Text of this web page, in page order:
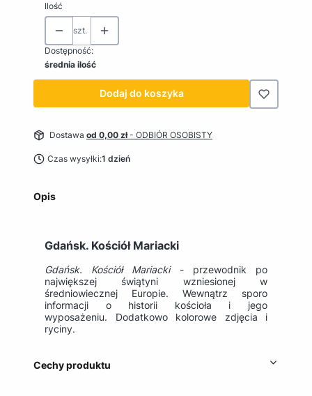
Ilość
szt.
Dostępność:
średnia ilość
Dodaj do koszyka
Dostawa od 0,00 zł- ODBIÓR OSOBISTY
Czas wysyłki:1 dzień
Opis
Gdańsk. Kościół Mariacki
Gdańsk. Kościół Mariacki - przewodnik po
największej świątyni wzniesionej w
średniowiecznej Europie. Wewnątrz sporo
informacji o historii kościoła i jego
wyposażeniu. Dodatkowo kolorowe zdjęcia i
ryciny.
Cechy produktu